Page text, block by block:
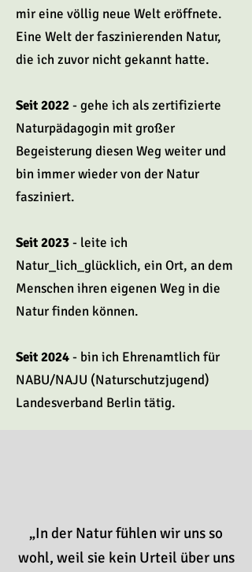
mir eine völlig neue Welt eröffnete.
Eine Welt der faszinierenden Natur,
die ich zuvor nicht gekannt hatte.
Seit 2022- gehe ich als zertifizierte
Naturpädagogin mit großer
Begeisterung diesen Weg weiter und
bin immer wieder von der Natur
fasziniert.
Seit 2023- leite ich
Natur_lich_glücklich, ein Ort, an dem
Menschen ihren eigenen Weg in die
Natur finden können.
Seit 2024- bin ich Ehrenamtlich für
NABU/NAJU (Naturschutzjugend)
Landesverband Berlin tätig.
„In der Natur fühlen wir uns so
wohl, weil sie kein Urteil über uns